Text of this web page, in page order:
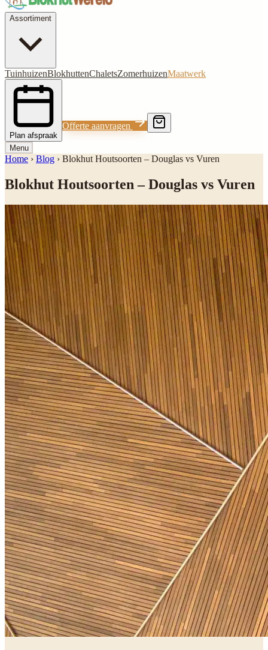
Assortiment
TuinhuizenBlokhuttenChaletsZomerhuizenMaatwerk
Plan afspraak
Offerte aanvragen
Menu
Home › Blog › Blokhut Houtsoorten – Douglas vs Vuren
Blokhut Houtsoorten – Douglas vs Vuren